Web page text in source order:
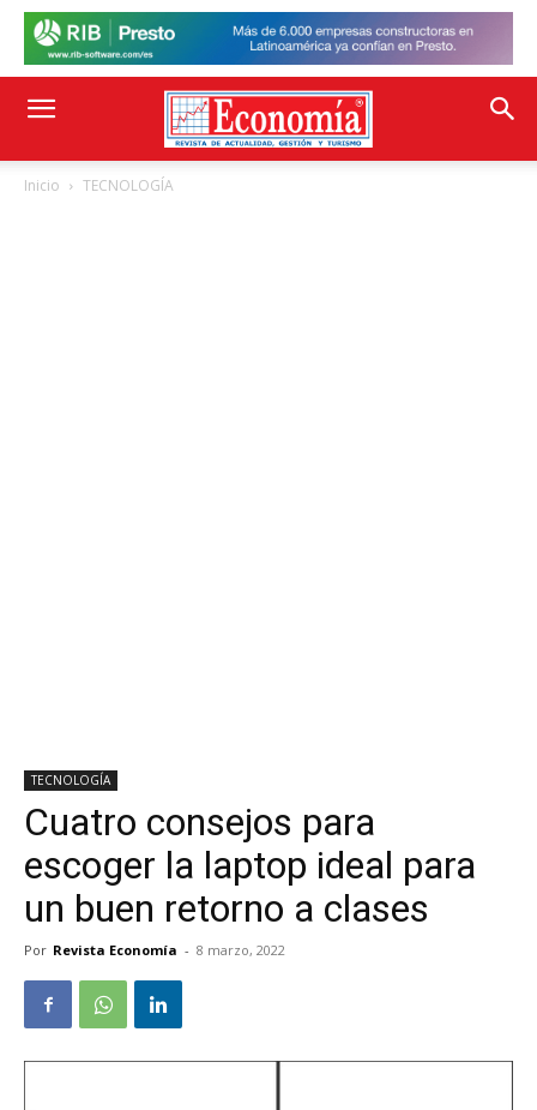
Inicio TECNOLOGÍA
TECNOLOGÍA
Cuatro consejos para
escoger la laptop ideal para
un buen retorno a clases
Por Revista Economía - 8 marzo, 2022